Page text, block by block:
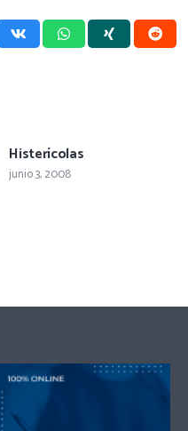
Histerícolas
junio 3, 2008